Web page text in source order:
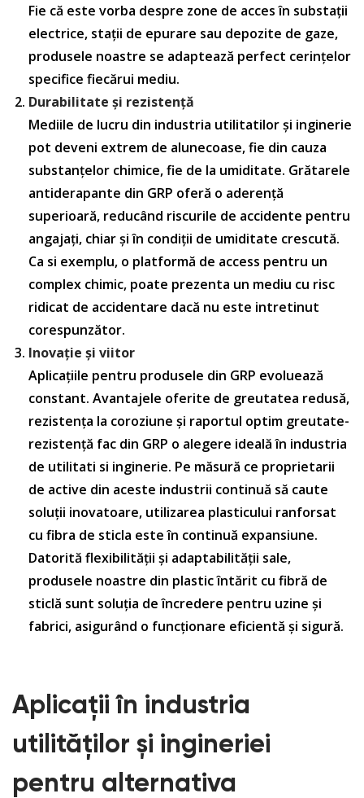
Fie că este vorba despre zone de acces în substații
electrice, stații de epurare sau depozite de gaze,
produsele noastre se adaptează perfect cerințelor
specifice fiecărui mediu.
Durabilitate și rezistență
Mediile de lucru din industria utilitatilor și inginerie
pot deveni extrem de alunecoase, fie din cauza
substanțelor chimice, fie de la umiditate. Grătarele
antiderapante din GRP oferă o aderență
superioară, reducând riscurile de accidente pentru
angajați, chiar și în condiții de umiditate crescută.
Ca si exemplu, o platformă de access pentru un
complex chimic, poate prezenta un mediu cu risc
ridicat de accidentare dacă nu este intretinut
corespunzător.
Inovație și viitor
Aplicațiile pentru produsele din GRP evoluează
constant. Avantajele oferite de greutatea redusă,
rezistența la coroziune și raportul optim greutate-
rezistență fac din GRP o alegere ideală în industria
de utilitati si inginerie. Pe măsură ce proprietarii
de active din aceste industrii continuă să caute
soluții inovatoare, utilizarea plasticului ranforsat
cu fibra de sticla este în continuă expansiune.
Datorită flexibilității și adaptabilității sale,
produsele noastre din plastic întărit cu fibră de
sticlă sunt soluția de încredere pentru uzine și
fabrici, asigurând o funcționare eficientă și sigură.
Aplicații în industria
utilităților și ingineriei
pentru alternativa